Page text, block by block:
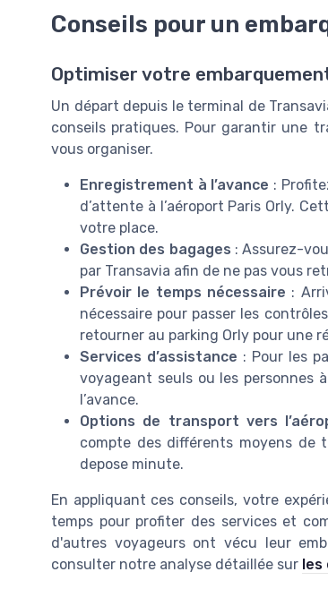
Conseils pour un
Optimiser votre
Un départ depuis le terminal de
conseils pratiques. Pour garantir une
vous organiser.
Enregistrement à l’avance :
d’attente à l’aéroport Paris Orly.
votre place.
Gestion des bagages : Assurez-
par Transavia afin de ne pas vous
Prévoir le temps nécessaire :
nécessaire pour passer les
retourner au parking Orly pour une
Services d’assistance : Pour les
voyageant seuls ou les personnes
l’avance.
Options de transport vers
compte des différents moyens de
depose minute.
En appliquant ces conseils, votre
temps pour profiter des services et
d'autres voyageurs ont vécu leur
consulter notre analyse détaillée sur